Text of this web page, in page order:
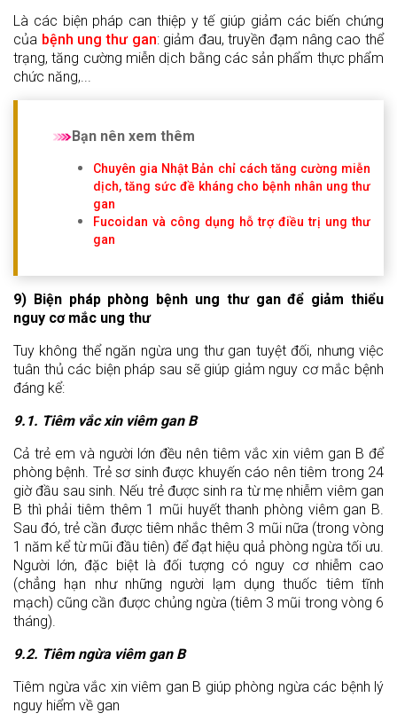
Là các biện pháp can thiệp y tế giúp giảm các biến chứng
của bệnh ung thư gan: giảm đau, truyền đạm nâng cao thể
trạng, tăng cường miễn dịch bằng các sản phẩm thực phẩm
chức năng,...
Bạn nên xem thêm
Chuyên gia Nhật Bản chỉ cách tăng cường miễn
dịch, tăng sức đề kháng cho bệnh nhân ung thư
gan
Fucoidan và công dụng hỗ trợ điều trị ung thư
gan
9) Biện pháp phòng bệnh ung thư gan để giảm thiểu
nguy cơ mắc ung thư
Tuy không thể ngăn ngừa ung thư gan tuyệt đối, nhưng việc
tuân thủ các biện pháp sau sẽ giúp giảm nguy cơ mắc bệnh
đáng kể:
9.1. Tiêm vắc xin viêm gan B
Cả trẻ em và người lớn đều nên tiêm vắc xin viêm gan B để
phòng bệnh. Trẻ sơ sinh được khuyến cáo nên tiêm trong 24
giờ đầu sau sinh. Nếu trẻ được sinh ra từ mẹ nhiễm viêm gan
B thì phải tiêm thêm 1 mũi huyết thanh phòng viêm gan B.
Sau đó, trẻ cần được tiêm nhắc thêm 3 mũi nữa (trong vòng
1 năm kể từ mũi đầu tiên) để đạt hiệu quả phòng ngừa tối ưu.
Người lớn, đặc biệt là đối tượng có nguy cơ nhiễm cao
(chẳng hạn như những người lạm dụng thuốc tiêm tĩnh
mạch) cũng cần được chủng ngừa (tiêm 3 mũi trong vòng 6
tháng).
9.2. Tiêm ngừa viêm gan B
Tiêm ngừa vắc xin viêm gan B giúp phòng ngừa các bệnh lý
nguy hiểm về gan